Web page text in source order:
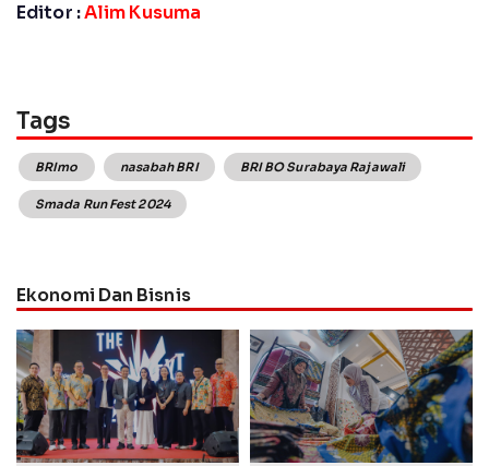
Editor :Alim Kusuma
Tags
BRImo nasabah BRI BRI BO Surabaya Rajawali
Smada Run Fest 2024
Ekonomi Dan Bisnis